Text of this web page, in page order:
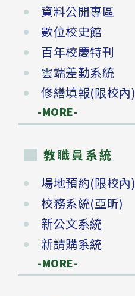
資料公開專區
數位校史館
百年校慶特刊
雲端差勤系統
修繕填報(限校內)
-MORE-
教職員系統
場地預約(限校內)
校務系統(亞昕)
新公文系統
新請購系統
-MORE-